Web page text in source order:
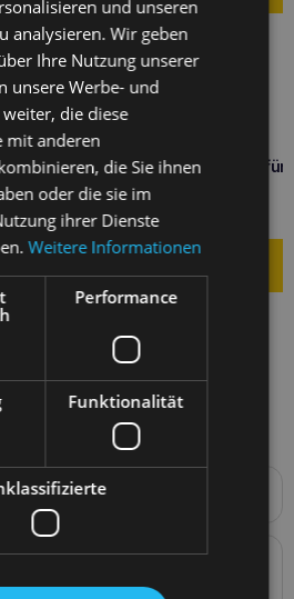
Amiplay Samba Tasche für
Kackbeutel Türkis
6,20€
und unseren
analysieren. Wir geben
Ihre Nutzung unserer
unsere Werbe- und
die diese
mit anderen
die Sie ihnen
oder die sie im
ihrer Dienste
Weitere Informationen
Performance
Funktionalität